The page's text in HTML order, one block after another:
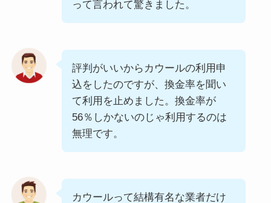
って言われて驚きました。
評判がいいからカウールの利用申
込をしたのですが、換金率を聞い
て利用を止めました。換金率が
56％しかないのじゃ利用するのは
無理です。
カウールって結構有名な業者だけ